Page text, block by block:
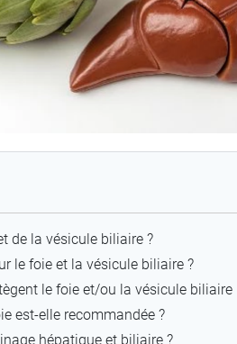
de la vésicule biliaire ?
le foie et la vésicule biliaire ?
le foie et/ou la vésicule biliaire
est-elle recommandée ?
hépatique et biliaire ?